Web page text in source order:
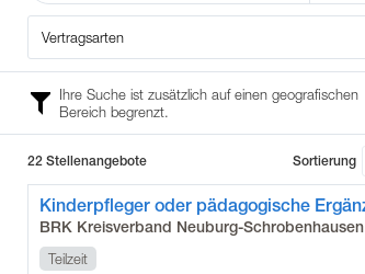
Vertragsarten
Ihre Suche ist zusätzlich auf einen geografischen
Bereich begrenzt.
22 Stellenangebote Sortierung
BRK Kreisverband Neuburg-Schrobenhausen
Teilzeit